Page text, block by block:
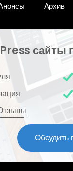
Архив
сайты
Обсудить